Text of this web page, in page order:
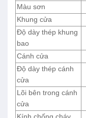
Màu sơn
Khung cửa
Độ dày thép khung
bao
Cánh cửa
Độ dày thép cánh
cửa
Lõi bên trong cánh
cửa
Kính chống cháy